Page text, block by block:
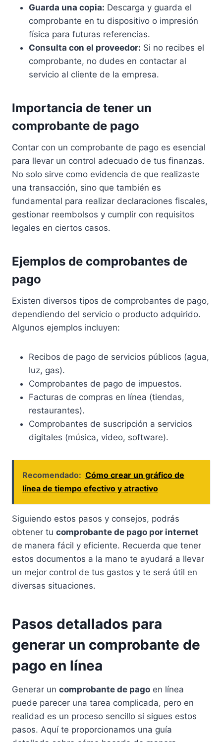
Guarda una copia: Descarga y guarda el
comprobante en tu dispositivo o impresión
física para futuras referencias.
Consulta con el proveedor: Si no recibes el
comprobante, no dudes en contactar al
servicio al cliente de la empresa.
Importancia de tener un
comprobante de pago
Contar con un comprobante de pago es esencial
para llevar un control adecuado de tus finanzas.
No solo sirve como evidencia de que realizaste
una transacción, sino que también es
fundamental para realizar declaraciones fiscales,
gestionar reembolsos y cumplir con requisitos
legales en ciertos casos.
Ejemplos de comprobantes de
pago
Existen diversos tipos de comprobantes de pago,
dependiendo del servicio o producto adquirido.
Algunos ejemplos incluyen:
Recibos de pago de servicios públicos (agua,
luz, gas).
Comprobantes de pago de impuestos.
Facturas de compras en línea (tiendas,
restaurantes).
Comprobantes de suscripción a servicios
digitales (música, video, software).
Recomendado: Cómo crear un gráfico de
línea de tiempo efectivo y atractivo
Siguiendo estos pasos y consejos, podrás
obtener tu comprobante de pago por internet
de manera fácil y eficiente. Recuerda que tener
estos documentos a la mano te ayudará a llevar
un mejor control de tus gastos y te será útil en
diversas situaciones.
Pasos detallados para
generar un comprobante de
pago en línea
Generar un comprobante de pago en línea
puede parecer una tarea complicada, pero en
realidad es un proceso sencillo si sigues estos
pasos. Aquí te proporcionamos una guía